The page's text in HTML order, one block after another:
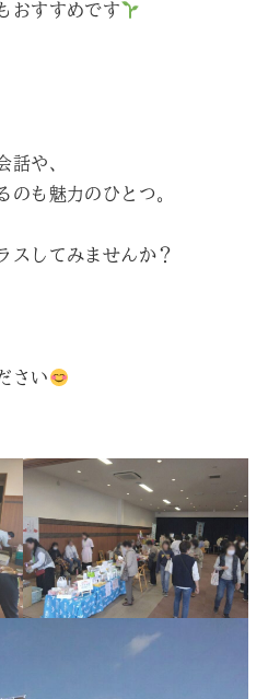
おすすめです
話や、
のも魅力のひとつ。
スしてみませんか？
さい